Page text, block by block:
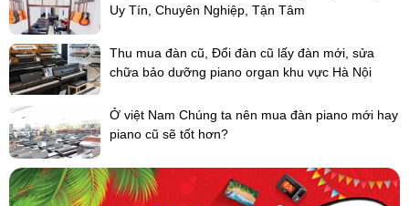
Uy Tín, Chuyên Nghiệp, Tận Tâm
Thu mua đàn cũ, Đổi đàn cũ lấy đàn mới, sửa
chữa bảo dưỡng piano organ khu vực Hà Nội
Ở việt Nam Chúng ta nên mua đàn piano mới hay
piano cũ sẽ tốt hơn?